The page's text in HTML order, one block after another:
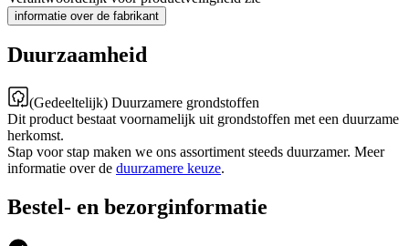
informatie over de fabrikant
Duurzaamheid
(Gedeeltelijk) Duurzamere grondstoffen
Dit product bestaat voornamelijk uit grondstoffen met een duurzame
herkomst.
Stap voor stap maken we ons assortiment steeds duurzamer. Meer
informatie over de duurzamere keuze.
Bestel- en bezorginformatie